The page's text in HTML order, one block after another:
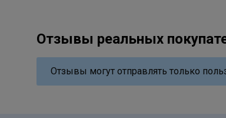
Отзывы реальных
Отзывы могут отправлять только